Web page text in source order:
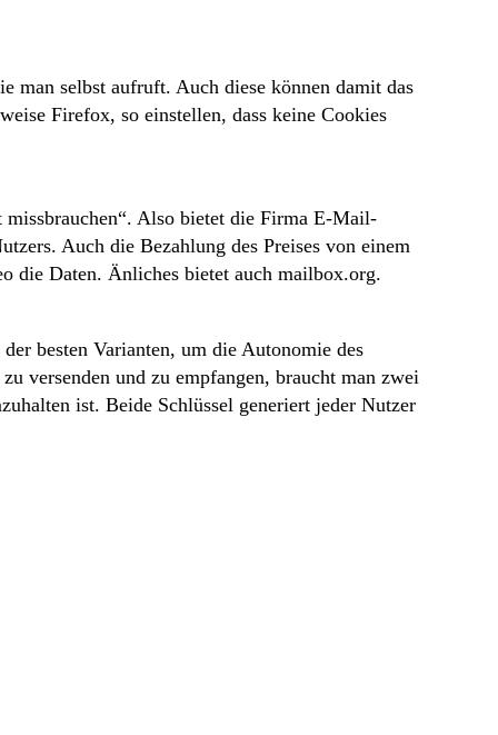
man selbst aufruft. Auch diese können damit das
Firefox, so einstellen, dass keine Cookies
Also bietet die Firma E-Mail-
Auch die Bezahlung des Preises von einem
die Daten. Änliches bietet auch mailbox.org.
besten Varianten, um die Autonomie des
versenden und zu empfangen, braucht man zwei
ist. Beide Schlüssel generiert jeder Nutzer